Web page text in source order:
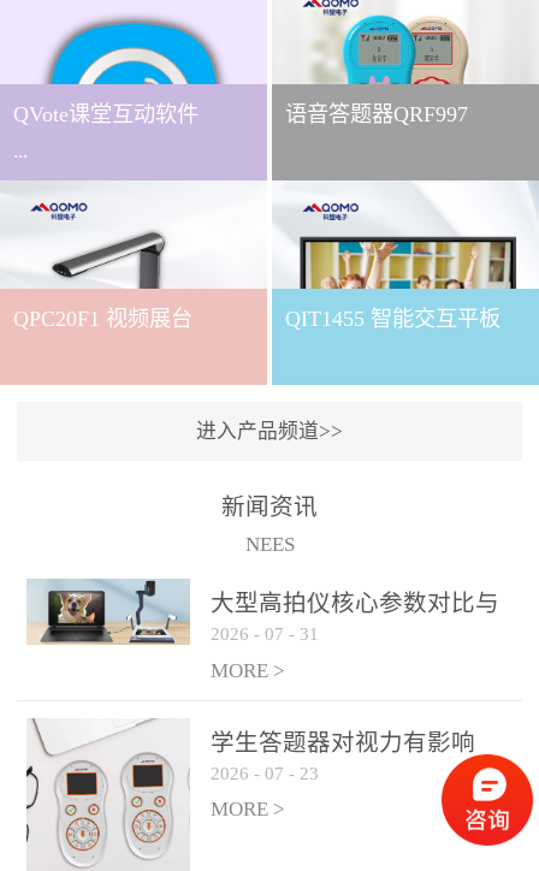
QVote课堂互动软件
...
下载QVote授课软件课堂互
动的质量直接影响教学效
果与学生参与度。作为
打造的互动授课软件，
QVote 以 “让每一堂课都充
功能与数据化教学分析，
课堂互动解决方案，重新
定义了师生互动的新模
教学节奏的重要性，采用
“零学习成本” 的设计理
念，教师无需复杂培训即
可快速上手。软件支持与
PPT、白板等常用教学工具
语音答题器QRF997
QPC20F1 视频展台 QIT1455 智能交互平板
进入产品频道>>
新闻资讯
NEES
大型高拍仪核心参数对比与
选购建议
2026 - 07 - 31
MORE >
学生答题器对视力有影响
吗？
2026 - 07 - 23
MORE >